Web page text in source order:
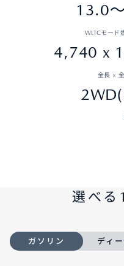
13.0
WLTCモード
4,740 x
全長 ×
選べる
ガソリン ディ